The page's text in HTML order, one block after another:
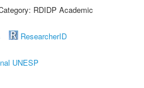
RDIDP Academic
ResearcherID
UNESP